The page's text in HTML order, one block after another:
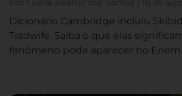
Por Luana Beatriz dos Santos | 18 de
Dicionário Cambridge incluiu
Tradwife. Saiba o que elas
fenômeno pode aparecer no Enem.